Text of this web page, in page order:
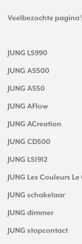
Veelbezochte
JUNG LS990
JUNG AS500
JUNG A550
JUNG AFlow
JUNG ACreation
JUNG CD500
JUNG LS1912
JUNG Les Couleurs
JUNG schakelaar
JUNG dimmer
JUNG stopcontact